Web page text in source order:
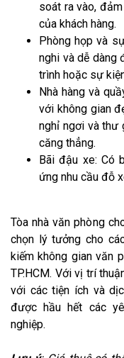
soát ra vào,
của khách hàng.
Phòng họp và
nghi và dễ dàng
trình hoặc sự
Nhà hàng và
với không gian
nghỉ ngơi và thư
căng thẳng.
Bãi đậu xe: Có
ứng nhu cầu đỗ
Tòa nhà văn phòng
chọn lý tưởng cho
kiếm không gian văn
TP.HCM. Với vị trí
với các tiện ích và
được hầu hết các
nghiệp.